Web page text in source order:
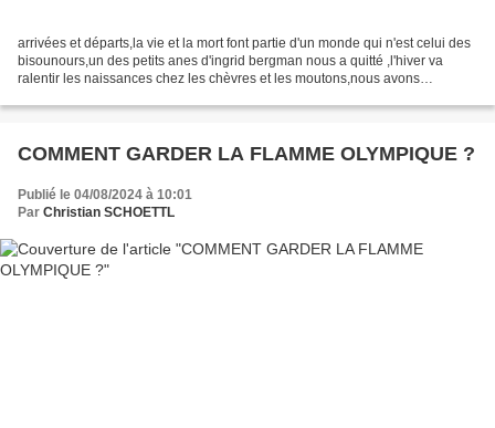
arrivées et départs,la vie et la mort font partie d'un monde qui n'est celui des
bisounours,un des petits anes d'ingrid bergman nous a quitté ,l'hiver va
ralentir les naissances chez les chèvres et les moutons,nous avons
COMMENT GARDER LA FLAMME OLYMPIQUE ?
Publié le 04/08/2024 à 10:01
Par Christian SCHOETTL